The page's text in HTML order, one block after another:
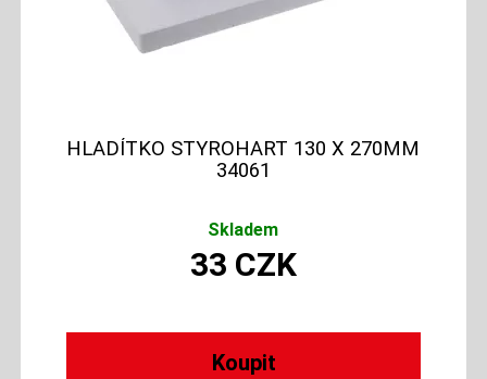
HLADÍTKO STYROHART 130 X 270MM
34061
Skladem
33 CZK